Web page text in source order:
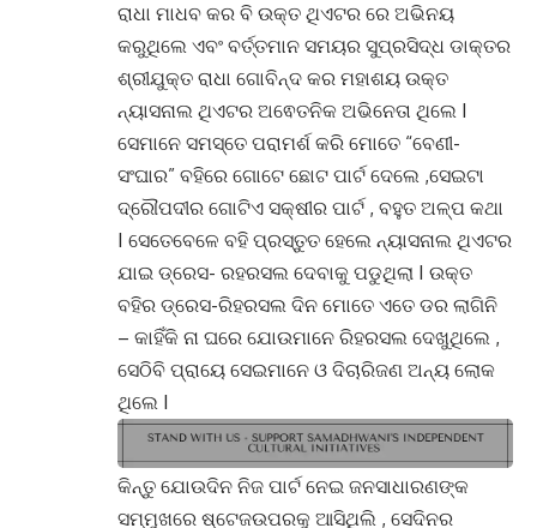
ରାଧା ମାଧବ କର ବି ଉକ୍ତ ଥିଏଟର ରେ ଅଭିନୟ
କରୁଥିଲେ ଏବଂ ବର୍ତ୍ତମାନ ସମୟର ସୁପ୍ରସିଦ୍ଧ ଡାକ୍ତର
ଶ୍ରୀଯୁକ୍ତ ରାଧା ଗୋବିନ୍ଦ କର ମହାଶୟ ଉକ୍ତ
ନ୍ୟାସନାଲ ଥିଏଟର ଅଵେତନିକ ଅଭିନେତା ଥିଲେ I
ସେମାନେ ସମସ୍ତେ ପରାମର୍ଶ କରି ମୋତେ “ବେଣୀ-
ସଂଘାର” ବହିରେ ଗୋଟେ ଛୋଟ ପାର୍ଟ ଦେଲେ ,ସେଇଟା
ଦ୍ରୌପଦୀର ଗୋଟିଏ ସକ୍ଷୀର ପାର୍ଟ , ବହୁତ ଅଳ୍ପ କଥା
I ସେତେବେଳେ ବହି ପ୍ରସ୍ତୁତ ହେଲେ ନ୍ୟାସନାଲ ଥିଏଟର
ଯାଇ ଡ୍ରେସ- ରହରସଲ ଦେବାକୁ ପଡୁଥିଲା I ଉକ୍ତ
ବହିର ଡ୍ରେସ-ରିହରସଲ ଦିନ ମୋତେ ଏତେ ଡର ଲାଗିନି
– କାହିଁକି ନା ଘରେ ଯୋଉମାନେ ରିହରସଲ ଦେଖୁଥିଲେ ,
ସେଠିବି ପ୍ରାୟେ ସେଇମାନେ ଓ ଦିଚାରିଜଣ ଅନ୍ୟ ଲୋକ
ଥିଲେ I
କିନ୍ତୁ ଯୋଉଦିନ ନିଜ ପାର୍ଟ ନେଇ ଜନସାଧାରଣଙ୍କ
ସମ୍ମୁଖରେ ଷ୍ଟେଜଉପରକୁ ଆସିଥିଲି , ସେଦିନର